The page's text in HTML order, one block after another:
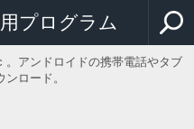
プログラム
。アンドロイドの携帯電話やタブ
ロード。